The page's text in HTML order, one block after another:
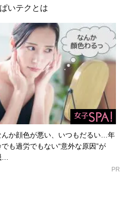
いテクとは
んか顔色が悪い、いつもだるい…年
でも過労でもない“意外な原因”が
PR